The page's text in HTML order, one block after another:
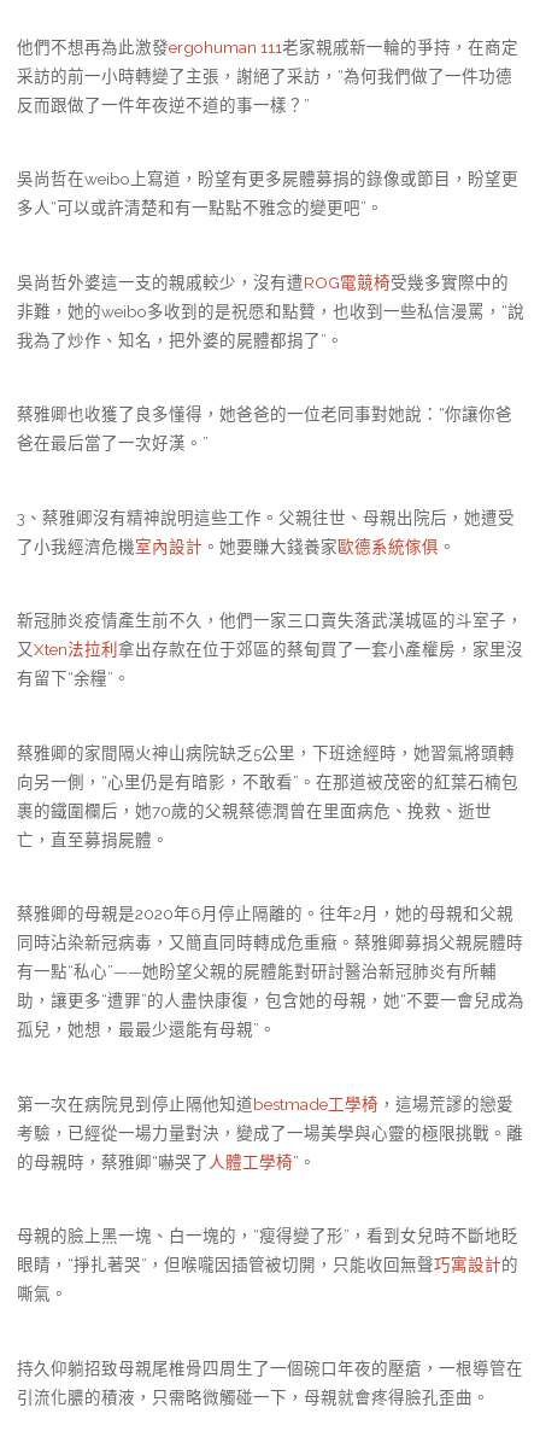
他們不想再為此激發ergohuman 111老家親戚新一輪的爭持，在商定
采訪的前一小時轉變了主張，謝絕了采訪，“為何我們做了一件功德
反而跟做了一件年夜逆不道的事一樣？”
吳尚哲在weibo上寫道，盼望有更多屍體募捐的錄像或節目，盼望更
多人“可以或許清楚和有一點點不雅念的變更吧”。
吳尚哲外婆這一支的親戚較少，沒有遭ROG電競椅受幾多實際中的
非難，她的weibo多收到的是祝愿和點贊，也收到一些私信漫罵，“說
我為了炒作、知名，把外婆的屍體都捐了”。
蔡雅卿也收獲了良多懂得，她爸爸的一位老同事對她說：“你讓你爸
爸在最后當了一次好漢。”
3、蔡雅卿沒有精神說明這些工作。父親往世、母親出院后，她遭受
了小我經濟危機室內設計 。她要賺大錢養家歐德系統傢俱 。
新冠肺炎疫情產生前不久，他們一家三口賣失落武漢城區的斗室子，
又Xten法拉利 拿出存款在位于郊區的蔡甸買了一套小產權房，家里沒
有留下“余糧”。
蔡雅卿的家間隔火神山病院缺乏5公里，下班途經時，她習氣將頭轉
向另一側，“心里仍是有暗影，不敢看”。在那道被茂密的紅葉石楠包
裹的鐵圍欄后，她70歲的父親蔡德潤曾在里面病危、挽救、逝世
亡，直至募捐屍體。
蔡雅卿的母親是2020年6月停止隔離的。往年2月，她的母親和父親
同時沾染新冠病毒，又簡直同時轉成危重癥。蔡雅卿募捐父親屍體時
有一點“私心”——她盼望父親的屍體能對研討醫治新冠肺炎有所輔
助，讓更多“遭罪”的人盡快康復，包含她的母親，她“不要一會兒成為
孤兒，她想，最最少還能有母親”。
第一次在病院見到停止隔他知道bestmade工學椅 ，這場荒謬的戀愛
考驗，已經從一場力量對決，變成了一場美學與心靈的極限挑戰。離
的母親時，蔡雅卿“嚇哭了 人體工學椅”。
母親的臉上黑一塊、白一塊的，“瘦得變了形”，看到女兒時不斷地眨
眼睛，“掙扎著哭”，但喉嚨因插管被切開，只能收回無聲巧寓設計的
嘶氣。
持久仰躺招致母親尾椎骨四周生了一個碗口年夜的壓瘡，一根導管在
引流化膿的積液，只需略微觸碰一下，母親就會疼得臉孔歪曲。